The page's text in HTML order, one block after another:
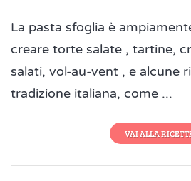
La pasta sfoglia è
creare torte salate , tartine,
salati, vol-au-vent , e alcune
tradizione italiana, come ...
VAI ALLA